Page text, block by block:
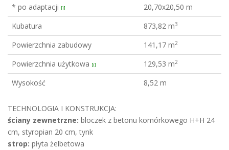
* po adaptacji [i]
20,70x20,50 m
Kubatura
873,82 m3
Powierzchnia zabudowy 141,17 m2
Powierzchnia użytkowa [i] 129,53 m2
Wysokość 8,52 m
TECHNOLOGIA I KONSTRUKCJA:
ściany zewnetrzne: bloczek z betonu komórkowego H+H 24
cm, styropian 20 cm, tynk
strop: płyta żelbetowa